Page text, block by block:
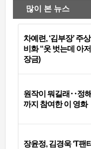
많이 본 뉴스
차예련, ‘김부장’ 주
비화 “옷 벗는데 아
장금)
원작이 뭐길래‥정
까지 참여한 이 영화
장윤정, 김경욱 ‘T팬